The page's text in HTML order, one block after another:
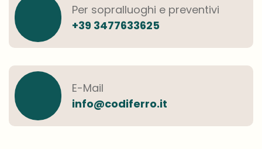
Per sopralluoghi e preventivi
+39 3477633625
E-Mail
info@codiferro.it